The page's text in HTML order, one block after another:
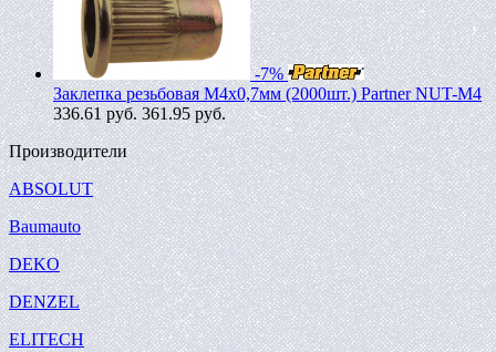
-7%
Заклепка резьбовая M4х0,7мм (2000шт.) Partner NUT-M4
336.61руб. 361.95 руб.
Производители
ABSOLUT
Baumauto
DEKO
DENZEL
ELITECH